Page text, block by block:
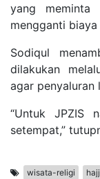
yang meminta
mengganti biaya
Sodiqul
dilakukan
agar penyaluran
“Untuk JPZIS
setempat,”
wisata-religi